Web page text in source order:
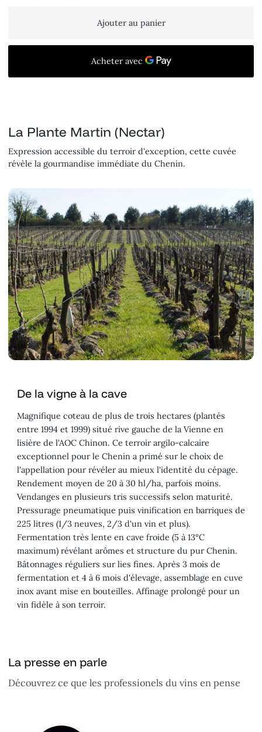
Ajouter au panier
La Plante Martin (Nectar)
Expression accessible du terroir d'exception, cette cuvée
révèle la gourmandise immédiate du Chenin.
De la vigne à la cave
Magnifique coteau de plus de trois hectares (plantés
entre 1994 et 1999) situé rive gauche de la Vienne en
lisière de l'AOC Chinon. Ce terroir argilo-calcaire
exceptionnel pour le Chenin a primé sur le choix de
l'appellation pour révéler au mieux l'identité du cépage.
Rendement moyen de 20 à 30 hl/ha, parfois moins.
Vendanges en plusieurs tris successifs selon maturité.
Pressurage pneumatique puis vinification en barriques de
225 litres (1/3 neuves, 2/3 d'un vin et plus).
Fermentation très lente en cave froide (5 à 13°C
maximum) révélant arômes et structure du pur Chenin.
Bâtonnages réguliers sur lies fines. Après 3 mois de
fermentation et 4 à 6 mois d'élevage, assemblage en cuve
inox avant mise en bouteilles. Affinage prolongé pour un
vin fidèle à son terroir.
La presse en parle
Découvrez ce que les professionels du vins en pense